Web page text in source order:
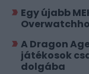
Egy újabb
A Dragon
játékosok
dolgába